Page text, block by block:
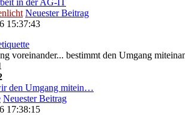
Neuester Beitrag
15:37:43
voreinander... bestimmt den Umgang
den Umgang mitein…
Neuester Beitrag
17:38:15